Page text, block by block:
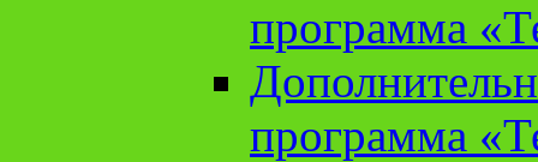
программа
программа